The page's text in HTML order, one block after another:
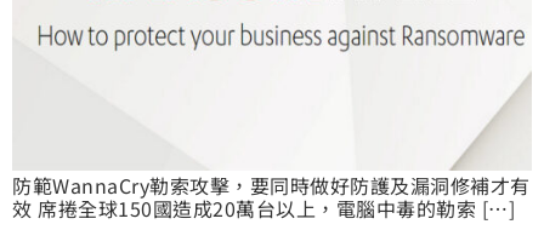
防範WannaCry勒索攻擊，要同時做好防護及漏洞修補才有
效 席捲全球150國造成20萬台以上，電腦中毒的勒索 […]